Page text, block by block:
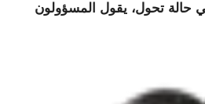
حالة تحول، يقول المسؤولون